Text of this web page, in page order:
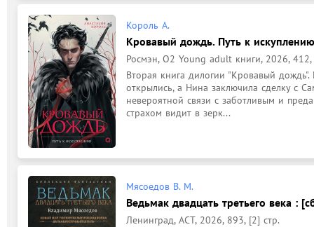
Король А.
Кровавый дождь. Путь к
Росмэн, О2 Young adult книги, 2026, 412,
Вторая книга дилогии "Кровавый
открылись, а Нина заключила сделку с
невероятной связи с заботливым и
страхом видит в зерк...
Мясоедов В. М.
Ведьмак двадцать третьего века :
Ленинград, АСТ, 2026, 893, [2] стр.